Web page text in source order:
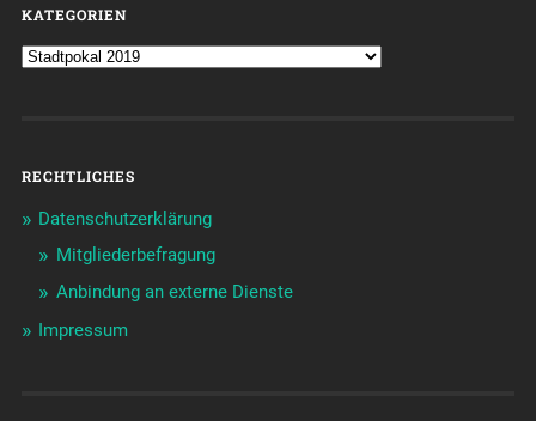
KATEGORIEN
RECHTLICHES
Datenschutzerklärung
Mitgliederbefragung
Anbindung an externe Dienste
Impressum